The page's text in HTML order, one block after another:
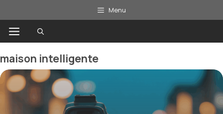
au
contenu
Menu
Menu
maison intelligente